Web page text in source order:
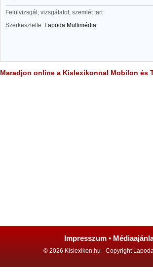
Felülvizsgál; vizsgálatot, szemlét tart
Szerkesztette: Lapoda Multimédia
Maradjon online a Kislexikonnal Mobilon és
Impresszum •
© 2026 Kislexikon.hu - Copyright